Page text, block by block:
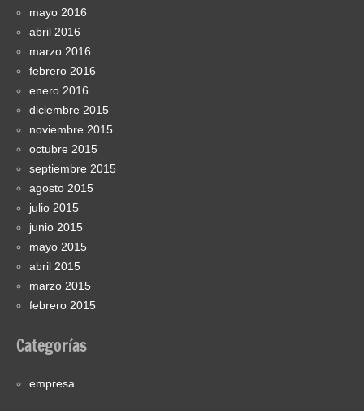
mayo 2016
abril 2016
marzo 2016
febrero 2016
enero 2016
diciembre 2015
noviembre 2015
octubre 2015
septiembre 2015
agosto 2015
julio 2015
junio 2015
mayo 2015
abril 2015
marzo 2015
febrero 2015
Categorías
empresa